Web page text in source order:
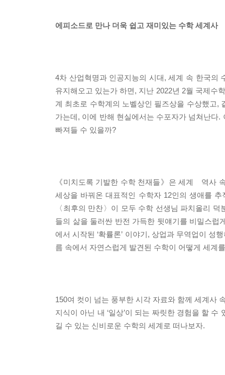
에피소드로 만나 더욱 쉽고 재미있는 수학 세계사
4차 산업혁명과 인공지능의 시대, 세계 속 한국의
유지해오고 있는가 하면, 지난 2022년 2월 국제수
계 최초로 수학계의 노벨상인 필즈상을 수상했고,
가는데, 이에 반해 현실에서는 수포자가 넘쳐난다
빠져들 수 있을까?
《미치도록 기발한 수학 천재들》은 세계 역사
세상을 바꿔온 대표적인 수학자 12인의 생애를 추
〈최후의 만찬〉이 모두 수학 선생님 파치올리
들의 삶을 둘러싼 반전 가득한 뒷얘기를 비밀스
에서 시작된 ‘확률론’ 이야기, 상업과 무역업이 성
름 속에서 자연스럽게 발견된 수학이 어떻게 세계
150여 컷이 넘는 풍부한 시각 자료와 함께 세계사
지식이 아닌 내 ‘일상’이 되는 짜릿한 경험을 할
길 수 있는 신비로운 수학의 세계로 떠나보자.